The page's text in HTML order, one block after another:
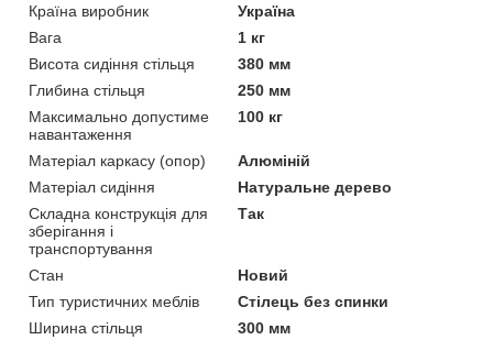
Країна виробник
Україна
Вага
1 кг
Висота сидіння стільця
380 мм
Глибина стільця
250 мм
Максимально допустиме
навантаження
100 кг
Матеріал каркасу (опор)
Алюміній
Матеріал сидіння
Натуральне дерево
Складна конструкція для
зберігання і
транспортування
Так
Стан
Новий
Тип туристичних меблів
Стілець без спинки
Ширина стільця
300 мм